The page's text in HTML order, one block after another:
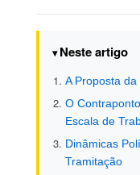
Neste artigo
A Proposta
O
Escala de
Dinâmicas
Tramitação